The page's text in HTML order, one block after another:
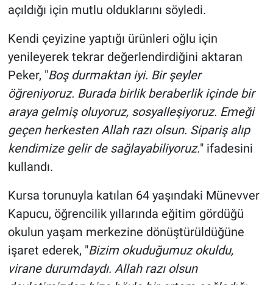
açıldığı için mutlu olduklarını söyledi.
Kendi çeyizine yaptığı ürünleri oğlu için
yenileyerek tekrar değerlendirdiğini aktaran
Peker, "Boş durmaktan iyi. Bir şeyler
öğreniyoruz. Burada birlik beraberlik içinde bir
araya gelmiş oluyoruz, sosyalleşiyoruz. Emeği
geçen herkesten Allah razı olsun. Sipariş alıp
kendimize gelir de sağlayabiliyoruz." ifadesini
kullandı.
Kursa torunuyla katılan 64 yaşındaki Münevver
Kapucu, öğrencilik yıllarında eğitim gördüğü
okulun yaşam merkezine dönüştürüldüğüne
işaret ederek, "Bizim okuduğumuz okuldu,
virane durumdaydı. Allah razı olsun